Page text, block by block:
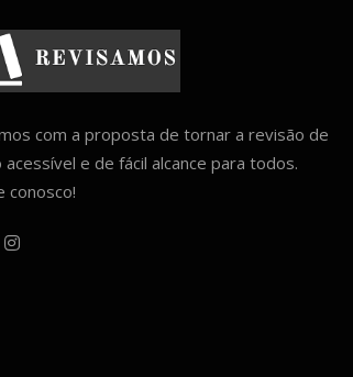
com a proposta de tornar a revisão de
e de fácil alcance para todos.
conosco!